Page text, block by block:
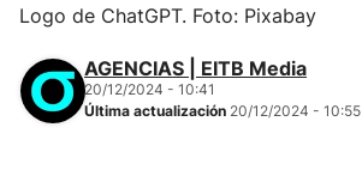
Logo de ChatGPT. Foto: Pixabay
AGENCIAS | EITB Media
20/12/2024 - 10:41
Última actualización 20/12/2024 - 10:55